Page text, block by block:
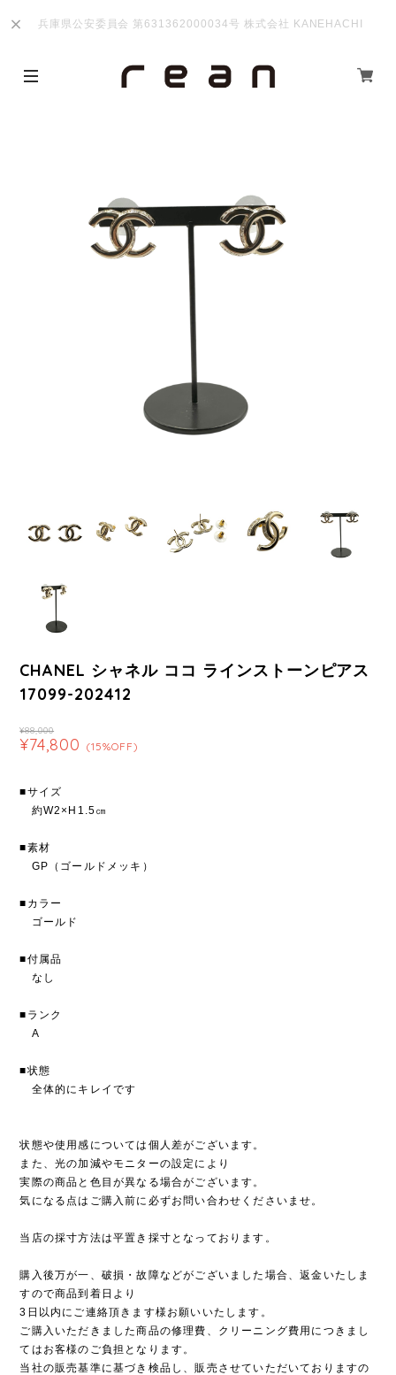
兵庫県公安委員会 第631362000034号 株式会社 KANEHACHI
CHANEL シャネル ココ ラインストーンピアス
17099-202412
¥88,000
¥74,800 (15%OFF)
■サイズ
約W2×H1.5㎝
■素材
GP（ゴールドメッキ）
■カラー
ゴールド
■付属品
なし
■ランク
A
■状態
全体的にキレイです
状態や使用感については個人差がございます。
また、光の加減やモニターの設定により
実際の商品と色目が異なる場合がございます。
気になる点はご購入前に必ずお問い合わせくださいませ。
当店の採寸方法は平置き採寸となっております。
購入後万が一、破損・故障などがございました場合、返金いたしま
すので商品到着日より
3日以内にご連絡頂きます様お願いいたします。
ご購入いただきました商品の修理費、クリーニング費用につきまし
てはお客様のご負担となります。
当社の販売基準に基づき検品し、販売させていただいておりますの